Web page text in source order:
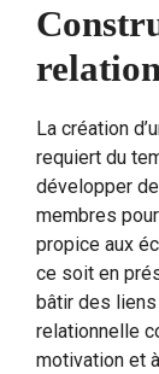
La création
requiert du
développer
membres
propice aux
ce soit en
bâtir des
relationnelle
motivation et